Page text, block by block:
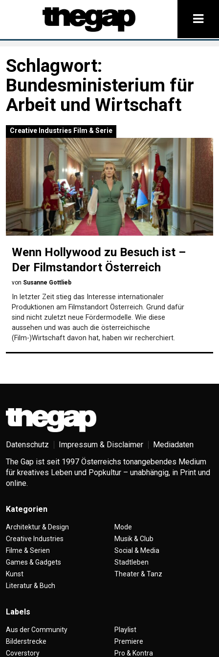
Schlagwort:
Bundesministerium für
Arbeit und Wirtschaft
Creative Industries Film & Serie
Wenn Hollywood zu Besuch ist –
Der Filmstandort Österreich
von Susanne Gottlieb
In letzter Zeit stieg das Interesse internationaler
Produktionen am Filmstandort Österreich. Grund dafür
sind nicht zuletzt neue Fördermodelle. Wie diese
aussehen und was auch die österreichische
(Film-)Wirtschaft davon hat, haben wir recherchiert.
Datenschutz Impressum & Disclaimer
Mediadaten
The Gap ist seit 1997 Österreichs tonangebendes Medium
für kreatives Leben und Popkultur – unabhängig, in Print und
online.
Kategorien
Architektur & Design
Creative Industries
Filme & Serien
Games & Gadgets
Kunst
Literatur & Buch
Mode
Musik & Club
Social & Media
Stadtleben
Theater & Tanz
Labels
Aus der Community
Bilderstrecke
Coverstory
Playlist
Premiere
Pro & Kontra